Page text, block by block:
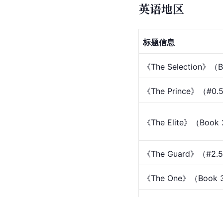
英语地区
标题信息
《The Selection》（
《The Prince》（
《The Elite》（Book
《The Guard》（
《The One》（Book